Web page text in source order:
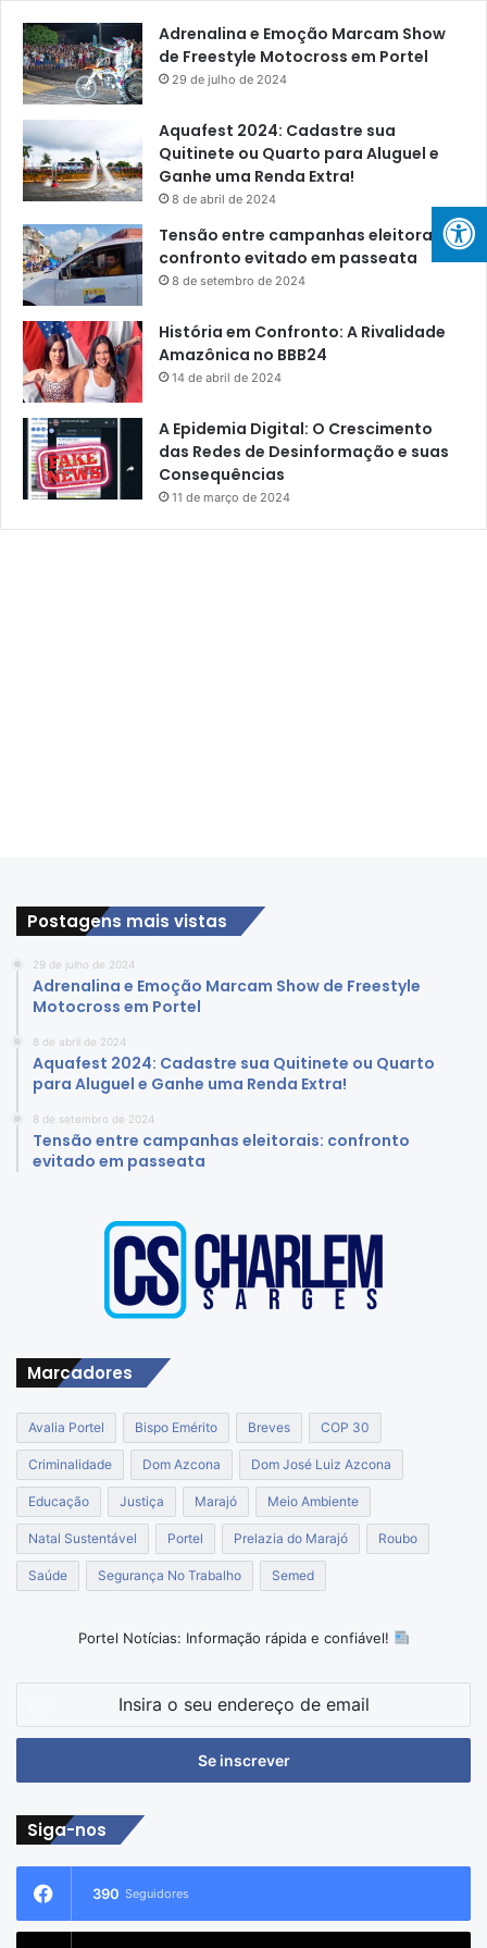
Adrenalina e Emoção Marcam Show
de Freestyle Motocross em Portel
29 de julho de 2024
Aquafest 2024: Cadastre sua
Quitinete ou Quarto para Aluguel e
Ganhe uma Renda Extra!
8 de abril de 2024
Tensão entre campanhas eleitorais:
confronto evitado em passeata
8 de setembro de 2024
História em Confronto: A Rivalidade
Amazônica no BBB24
14 de abril de 2024
A Epidemia Digital: O Crescimento
das Redes de Desinformação e suas
Consequências
11 de março de 2024
Postagens mais vistas
29 de julho de 2024
Adrenalina e Emoção Marcam Show de Freestyle
Motocross em Portel
8 de abril de 2024
Aquafest 2024: Cadastre sua Quitinete ou Quarto
para Aluguel e Ganhe uma Renda Extra!
8 de setembro de 2024
Tensão entre campanhas eleitorais: confronto
evitado em passeata
Marcadores
Avalia Portel Bispo Emérito Breves COP 30
Criminalidade Dom Azcona Dom José Luiz Azcona
Educação Justiça Marajó Meio Ambiente
Natal Sustentável Portel Prelazia do Marajó Roubo
Saúde Segurança No Trabalho Semed
Portel Notícias: Informação rápida e confiável!
seu
de
Siga-nos
390 Seguidores